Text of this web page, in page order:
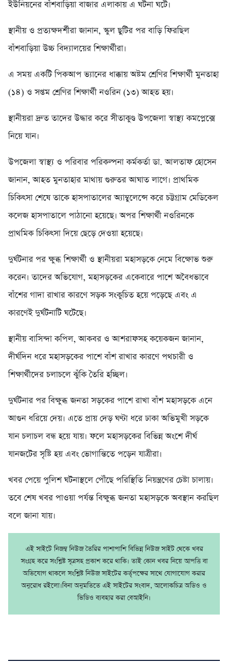
ইউনিয়নের বাঁশবাড়িয়া বাজার এলাকায় এ ঘটনা ঘটে।
স্থানীয় ও প্রত্যক্ষদর্শীরা জানান, স্কুল ছুটির পর বাড়ি ফিরছিল
বাঁশবাড়িয়া উচ্চ বিদ্যালয়ের শিক্ষার্থীরা।
এ সময় একটি পিকআপ ভ্যানের ধাক্কায় অষ্টম শ্রেণির শিক্ষার্থী মুনতাহা
(১৪) ও সপ্তম শ্রেণির শিক্ষার্থী নওরিন (১৩) আহত হয়।
স্থানীয়রা দ্রুত তাদের উদ্ধার করে সীতাকুণ্ড উপজেলা স্বাস্থ্য কমপ্লেক্সে
নিয়ে যান।
উপজেলা স্বাস্থ্য ও পরিবার পরিকল্পনা কর্মকর্তা ডা. আলতাফ হোসেন
জানান, আহত মুনতাহার মাথায় গুরুতর আঘাত লাগে। প্রাথমিক
চিকিৎসা শেষে তাকে হাসপাতালের অ্যাম্বুলেন্সে করে চট্টগ্রাম মেডিকেল
কলেজ হাসপাতালে পাঠানো হয়েছে। অপর শিক্ষার্থী নওরিনকে
প্রাথমিক চিকিৎসা দিয়ে ছেড়ে দেওয়া হয়েছে।
দুর্ঘটনার পর ক্ষুব্ধ শিক্ষার্থী ও স্থানীয়রা মহাসড়কে নেমে বিক্ষোভ শুরু
করেন। তাদের অভিযোগ, মহাসড়কের একেবারে পাশে অবৈধভাবে
বাঁশের গাদা রাখার কারণে সড়ক সংকুচিত হয়ে পড়েছে এবং এ
কারণেই দুর্ঘটনাটি ঘটেছে।
স্থানীয় বাসিন্দা কপিল, আকবর ও আশরাফসহ কয়েকজন জানান,
দীর্ঘদিন ধরে মহাসড়কের পাশে বাঁশ রাখার কারণে পথচারী ও
শিক্ষার্থীদের চলাচলে ঝুঁকি তৈরি হচ্ছিল।
দুর্ঘটনার পর বিক্ষুব্ধ জনতা সড়কের পাশে রাখা বাঁশ মহাসড়কে এনে
আগুন ধরিয়ে দেয়। এতে প্রায় দেড় ঘণ্টা ধরে ঢাকা অভিমুখী সড়কে
যান চলাচল বন্ধ হয়ে যায়। ফলে মহাসড়কের বিভিন্ন অংশে দীর্ঘ
যানজটের সৃষ্টি হয় এবং ভোগান্তিতে পড়েন যাত্রীরা।
খবর পেয়ে পুলিশ ঘটনাস্থলে পৌঁছে পরিস্থিতি নিয়ন্ত্রণের চেষ্টা চালায়।
তবে শেষ খবর পাওয়া পর্যন্ত বিক্ষুব্ধ জনতা মহাসড়কে অবস্থান করছিল
বলে জানা যায়।
এই সাইটে নিজম্ব নিউজ তৈরির পাশাপাশি বিভিন্ন নিউজ সাইট থেকে খবর
সংগ্রহ করে সংশ্লিষ্ট সূত্রসহ প্রকাশ করে থাকি। তাই কোন খবর নিয়ে আপত্তি বা
অভিযোগ থাকলে সংশ্লিষ্ট নিউজ সাইটের কর্তৃপক্ষের সাথে যোগাযোগ করার
অনুরোধ রইলো।বিনা অনুমতিতে এই সাইটের সংবাদ, আলোকচিত্র অডিও ও
ভিডিও ব্যবহার করা বেআইনি।